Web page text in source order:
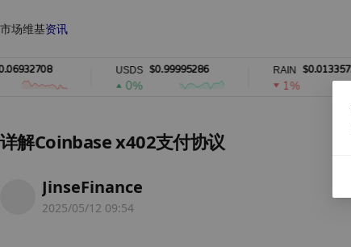
市场维基资讯
$0.99995286 $0.01335723
详解Coinbase x402支付协议
JinseFinance
2025/05/12 09:54